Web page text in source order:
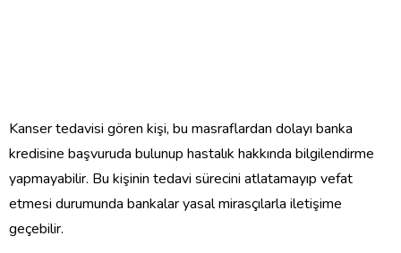
Kanser tedavisi gören kişi, bu masraflardan dolayı banka
kredisine başvuruda bulunup hastalık hakkında bilgilendirme
yapmayabilir. Bu kişinin tedavi sürecini atlatamayıp vefat
etmesi durumunda bankalar yasal mirasçılarla iletişime
geçebilir.